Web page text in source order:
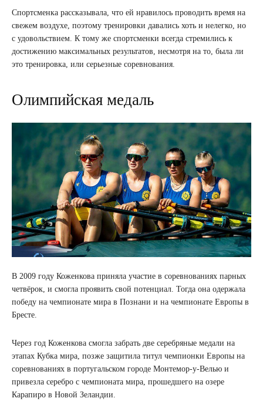
Спортсменка рассказывала, что ей нравилось проводить время на
свежем воздухе, поэтому тренировки давались хоть и нелегко, но
с удовольствием. К тому же спортсменки всегда стремились к
достижению максимальных результатов, несмотря на то, была ли
это тренировка, или серьезные соревнования.
Олимпийская медаль
В 2009 году Коженкова приняла участие в соревнованиях парных
четвёрок, и смогла проявить свой потенциал. Тогда она одержала
победу на чемпионате мира в Познани и на чемпионате Европы в
Бресте.
Через год Коженкова смогла забрать две серебряные медали на
этапах Кубка мира, позже защитила титул чемпионки Европы на
соревнованиях в португальском городе Монтемор-у-Велью и
привезла серебро с чемпионата мира, прошедшего на озере
Карапиро в Новой Зеландии.